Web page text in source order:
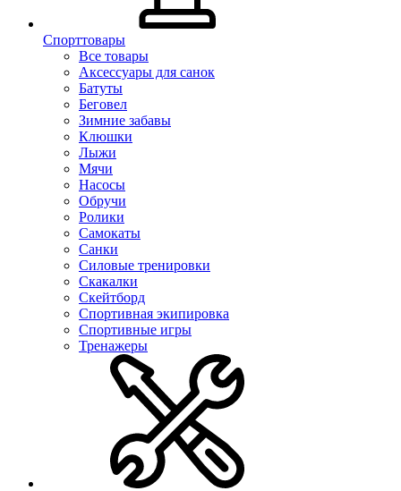
Спорттовары
Все товары
Аксессуары для санок
Батуты
Беговел
Зимние забавы
Клюшки
Лыжи
Мячи
Насосы
Обручи
Ролики
Самокаты
Санки
Силовые тренировки
Скакалки
Скейтборд
Спортивная экипировка
Спортивные игры
Тренажеры